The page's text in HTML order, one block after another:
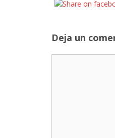
Deja un